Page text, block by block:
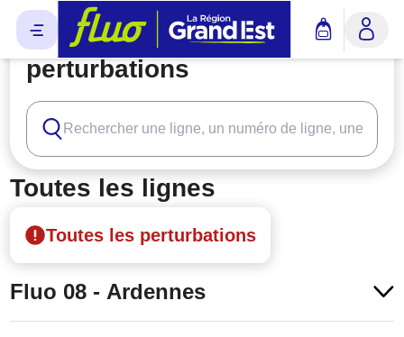
Horaires des lignes et
perturbations
Recherche de lignes (recherche dynamique)
Toutes les lignes
Toutes les perturbations
Fluo 08 - Ardennes